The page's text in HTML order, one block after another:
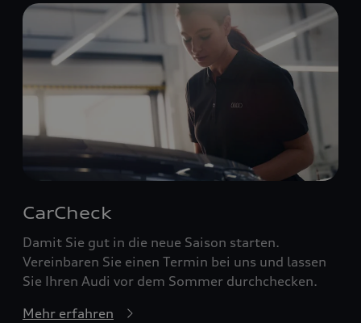
CarCheck
Damit Sie gut in die neue Saison starten.
Vereinbaren Sie einen Termin bei uns und lassen
Sie Ihren Audi vor dem Sommer durchchecken.
Mehr erfahren